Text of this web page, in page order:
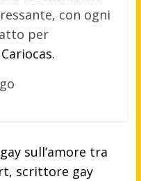
con ogni
per
sull’amore tra
scrittore gay